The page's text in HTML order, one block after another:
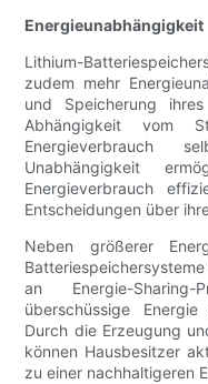
Energieunabhängigkeit
Lithium-
zudem mehr
und Speicherung
Abhängigkeit vom
Energieverbrauch
Unabhängigkeit
Energieverbrauch
Entscheidungen über
Neben größerer
an Energie-Sharing-
überschüssige
Durch die Erzeugung
können Hausbesitzer
zu einer nachhaltigeren